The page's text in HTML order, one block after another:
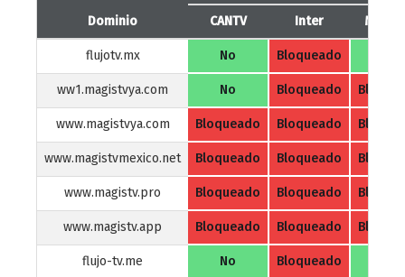
Dominio CANTV Inter
flujotv.mx No Bloqueado
ww1.magistvya.com No Bloqueado
www.magistvya.com Bloqueado Bloqueado
www.magistvmexico.net Bloqueado Bloqueado
www.magistv.pro Bloqueado Bloqueado
www.magistv.app Bloqueado Bloqueado
flujo-tv.me No Bloqueado